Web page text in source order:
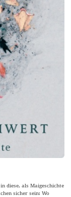
diese, als Maigeschichte
sicher sein: Wo